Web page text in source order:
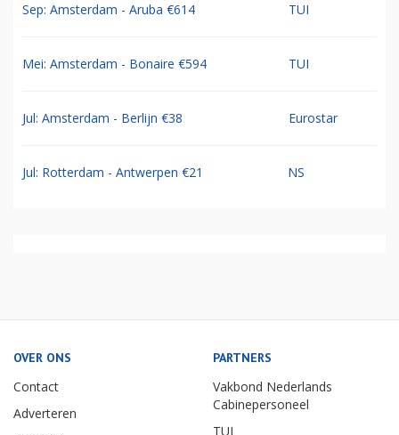
Sep: Amsterdam - Aruba €614 TUI
Mei: Amsterdam - Bonaire €594 TUI
Jul: Amsterdam - Berlijn €38 Eurostar
Jul: Rotterdam - Antwerpen €21 NS
OVER ONS
Contact
Adverteren
PARTNERS
Vakbond Nederlands
Cabinepersoneel
TUI